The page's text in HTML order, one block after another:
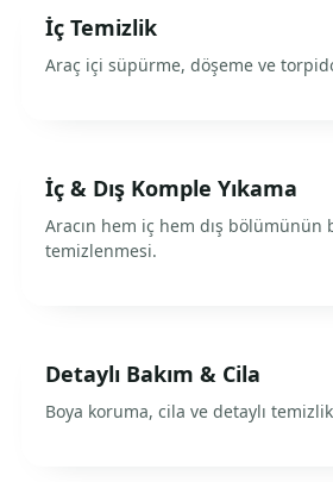
İç Temizlik
Araç içi süpürme, döşeme ve
İç & Dış Komple Yıkama
Aracın hem iç hem dış bölümünün
temizlenmesi.
Detaylı Bakım & Cila
Boya koruma, cila ve detaylı